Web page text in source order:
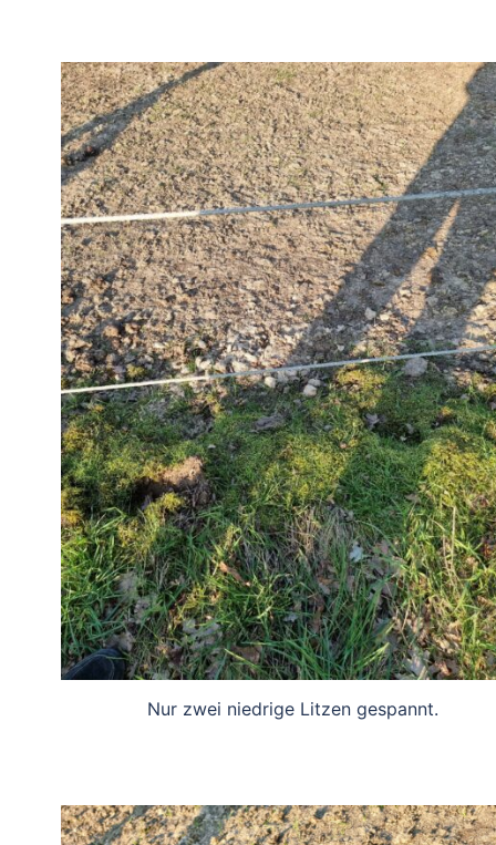
Nur zwei niedrige Litzen gespannt.